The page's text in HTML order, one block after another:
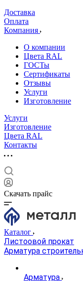
Доставка
Оплата
Компания
О компании
Цвета RAL
ГОСТы
Сертификаты
Отзывы
Услуги
Изготовление
Услуги
Изготовление
Цвета RAL
Контакты
Скачать прайс
Каталог
Листоовой прокат
Арматура
Арматура